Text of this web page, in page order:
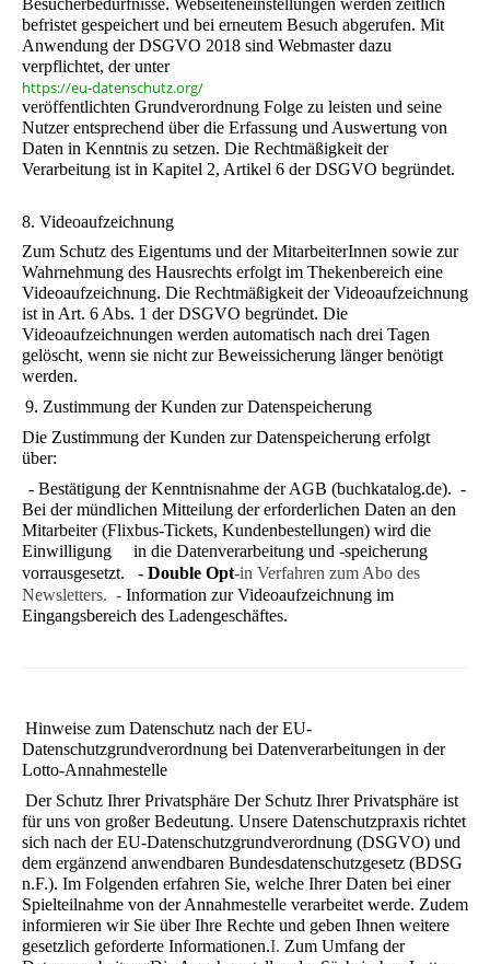
befristet gespeichert und bei erneutem Besuch abgerufen. Mit
Anwendung der DSGVO 2018 sind Webmaster dazu
verpflichtet, der unter
https://eu-datenschutz.org/
veröffentlichten Grundverordnung Folge zu leisten und seine
Nutzer entsprechend über die Erfassung und Auswertung von
Daten in Kenntnis zu setzen. Die Rechtmäßigkeit der
Verarbeitung ist in Kapitel 2, Artikel 6 der DSGVO begründet.
8. Videoaufzeichnung
Zum Schutz des Eigentums und der MitarbeiterInnen sowie zur
Wahrnehmung des Hausrechts erfolgt im Thekenbereich eine
Videoaufzeichnung. Die Rechtmäßigkeit der Videoaufzeichnung
ist in Art. 6 Abs. 1 der DSGVO begründet. Die
Videoaufzeichnungen werden automatisch nach drei Tagen
gelöscht, wenn sie nicht zur Beweissicherung länger benötigt
werden.
9. Zustimmung der Kunden zur Datenspeicherung
Die Zustimmung der Kunden zur Datenspeicherung erfolgt
über:
- Bestätigung der Kenntnisnahme der AGB (buchkatalog.de). -
Bei der mündlichen Mitteilung der erforderlichen Daten an den
Mitarbeiter (Flixbus-Tickets, Kundenbestellungen) wird die
Einwilligung in die Datenverarbeitung und -speicherung
vorrausgesetzt. - Double Opt-in Verfahren zum Abo des
Newsletters. - Information zur Videoaufzeichnung im
Eingangsbereich des Ladengeschäftes.
Hinweise zum Datenschutz nach der EU-
Datenschutzgrundverordnung bei Datenverarbeitungen in der
Lotto-Annahmestelle
Der Schutz Ihrer Privatsphäre Der Schutz Ihrer Privatsphäre ist
für uns von großer Bedeutung. Unsere Datenschutzpraxis richtet
sich nach der EU-Daten­schutzgrundverordnung (DSGVO) und
dem ergänzend anwendbaren Bundesdatenschutzgesetz (BDSG
n.F.). Im Folgen­den erfahren Sie, welche Ihrer Daten bei einer
Spielteilnahme von der Annahmestelle verarbeitet werde. Zudem
infor­mieren wir Sie über Ihre Rechte und geben Ihnen weitere
gesetzlich geforderte Informationen.I. Zum Umfang der